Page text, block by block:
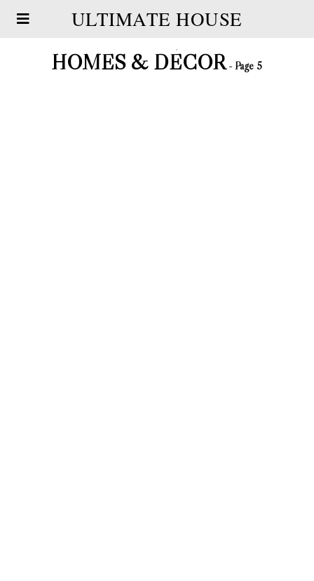
ULTIMATE HOUSE
HOMES & DÉCOR- Page 5